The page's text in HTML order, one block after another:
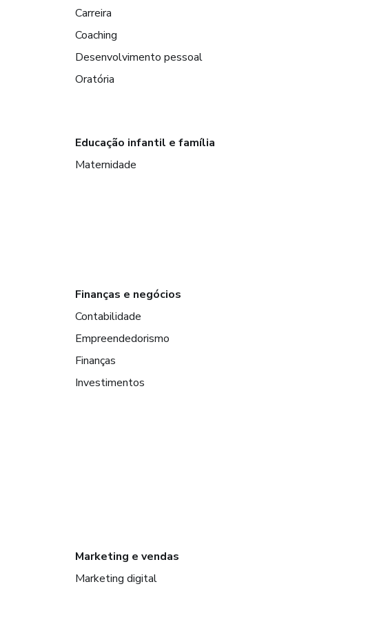
Carreira
Coaching
Desenvolvimento pessoal
Oratória
Educação infantil e família
Maternidade
Finanças e negócios
Contabilidade
Empreendedorismo
Finanças
Investimentos
Marketing e vendas
Marketing digital